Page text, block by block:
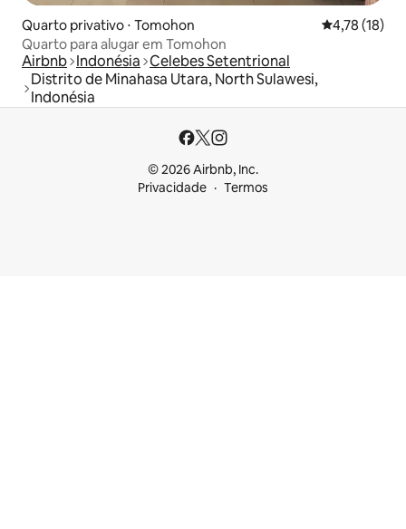
Quarto privativo ⋅ Tomohon 4,78 de uma
4,78 (18)
Quarto para alugar em Tomohon
Airbnb Indonésia Celebes Setentrional
Distrito de Minahasa Utara, North Sulawesi,
Indonésia
© 2026 Airbnb, Inc.
Privacidade
Termos